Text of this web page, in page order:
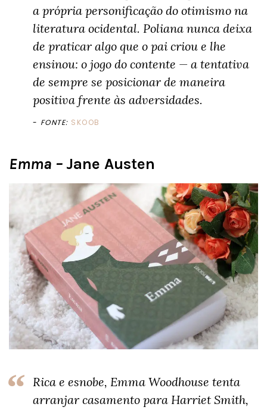
a própria personificação do otimismo na
literatura ocidental. Poliana nunca deixa
de praticar algo que o pai criou e lhe
ensinou: o jogo do contente — a tentativa
de sempre se posicionar de maneira
positiva frente às adversidades.
FONTE: SKOOB
Emma – Jane Austen
Rica e esnobe, Emma Woodhouse tenta
arranjar casamento para Harriet Smith,